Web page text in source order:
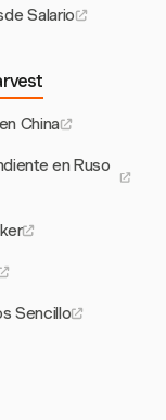
Salario
China
en Ruso
Sencillo